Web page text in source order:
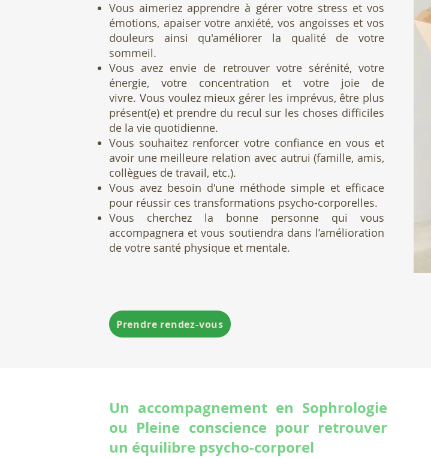
Vous aimeriez apprendre à gérer votre stress et vos
émotions, apaiser votre anxiété, vos angoisses et vos
douleurs ainsi qu'améliorer la qualité de votre
sommeil.
Vous avez envie de retrouver votre sérénité, votre
énergie, votre concentration et votre joie de
vivre. Vous voulez mieux gérer les imprévus, être plus
présent(e) et prendredu recul sur les choses difficiles
de la vie quotidienne.
Vous souhaitez renforcer votre confiance en vous et
avoir une meilleure relation avec autrui (famille, amis,
collègues de travail, etc.).
Vous avez besoin d'une méthode simple et efficace
pour réussir ces transformations psycho-corporelles.
Vous cherchez la bonne personne qui vous
accompagnera et vous soutiendra dans l’amélioration
de votre santé physique et mentale.
Prendre rendez-vous
Un accompagnement en Sophrologie
ou Pleine conscience pour retrouver
un équilibre psycho-corporel